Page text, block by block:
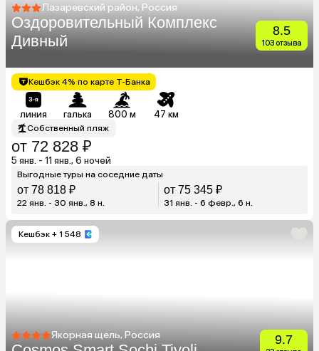
Лазаревский район, Россия
Оздоровительный Комплекс
Дивный
8.5
103 отзыва
Кешбэк 4% по карте Т-Банка
линия галька 800 м 47 км
Собственный пляж
от 72 828 ₽
5 янв. - 11 янв., 6 ночей
Выгодные туры на соседние даты
от 78 818 ₽
22 янв. - 30 янв., 8 н.
от 75 345 ₽
31 янв. - 6 февр., 6 н.
Кешбэк + 1 548
Якорная щель, Россия 9.7